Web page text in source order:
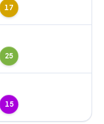
17
25
15